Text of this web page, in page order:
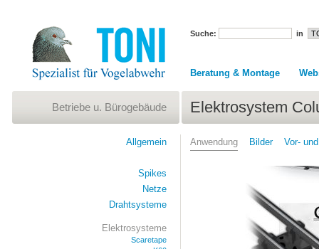
Suche: in
Beratung & Montage
Elektrosystem
Anwendung Bilder Vor-
Betriebe u. Bürogebäude
Allgemein
Spikes
Netze
Drahtsysteme
Elektrosysteme
Scaretape